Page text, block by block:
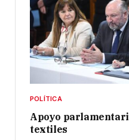
POLÍTICA
Apoyo
textiles